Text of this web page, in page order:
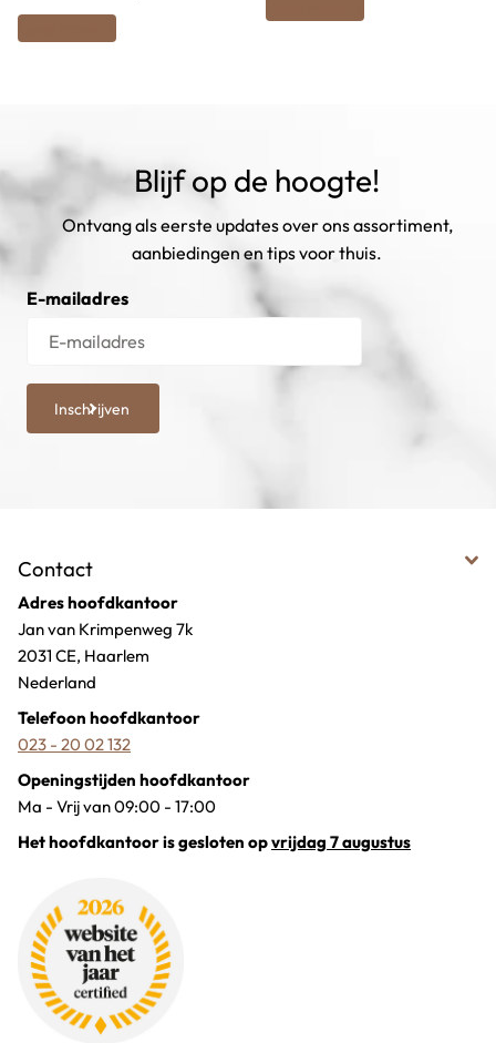
Blijf op de hoogte!
Ontvang als eerste updates over ons assortiment,
aanbiedingen en tips voor thuis.
E-mailadres
Inschrijven
Contact
Adres hoofdkantoor
Jan van Krimpenweg 7k
2031 CE, Haarlem
Nederland
Telefoon hoofdkantoor
023 - 20 02 132
Openingstijden hoofdkantoor
Ma - Vrij van 09:00 - 17:00
Het hoofdkantoor is gesloten opvrijdag 7 augustus